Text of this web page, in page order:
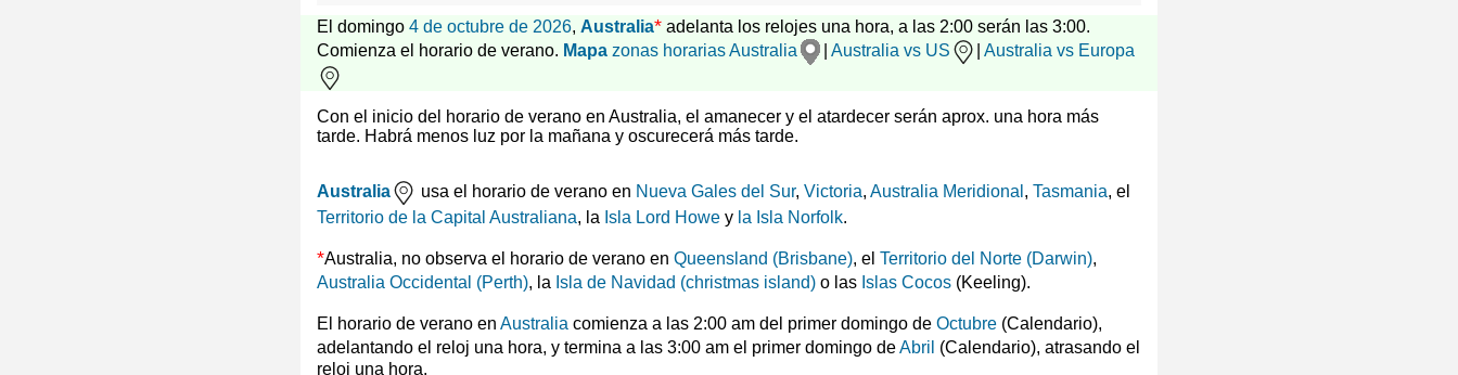
El domingo 4 de octubre de 2026, Australia* adelanta los relojes una hora, a las 2:00 serán las 3:00.
Comienza el horario de verano. Mapa zonas horarias Australia Australia vs US Australia vs Europa
Con el inicio del horario de verano en Australia, el amanecer y el atardecer serán aprox. una hora más
tarde. Habrá menos luz por la mañana y oscurecerá más tarde.
Australia usa el horario de verano en Nueva Gales del Sur, Victoria, Australia Meridional , Tasmania, el
Territorio de la Capital Australiana, la Isla Lord Howe y la Isla Norfolk.
*Australia, no observa el horario de verano en Queensland (Brisbane), el Territorio del Norte (Darwin),
Australia Occidental (Perth), la Isla de Navidad (christmas island) o las Islas Cocos (Keeling).
El horario de verano en Australia comienza a las 2:00 am del primer domingo de Octubre (Calendario),
adelantando el reloj una hora, y termina a las 3:00 am el primer domingo deAbril (Calendario), atrasando el
reloj una hora.